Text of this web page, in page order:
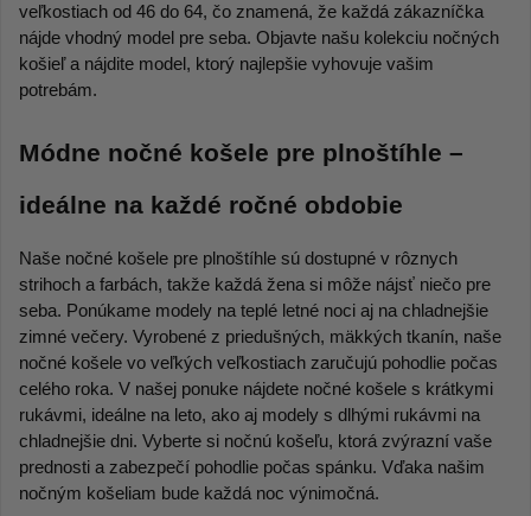
veľkostiach od 46 do 64, čo znamená, že každá zákazníčka
nájde vhodný model pre seba. Objavte našu kolekciu nočných
košieľ a nájdite model, ktorý najlepšie vyhovuje vašim
potrebám.
Módne nočné košele pre plnoštíhle –
ideálne na každé ročné obdobie
Naše nočné košele pre plnoštíhle sú dostupné v rôznych
strihoch a farbách, takže každá žena si môže nájsť niečo pre
seba. Ponúkame modely na teplé letné noci aj na chladnejšie
zimné večery. Vyrobené z priedušných, mäkkých tkanín, naše
nočné košele vo veľkých veľkostiach zaručujú pohodlie počas
celého roka. V našej ponuke nájdete nočné košele s krátkymi
rukávmi, ideálne na leto, ako aj modely s dlhými rukávmi na
chladnejšie dni. Vyberte si nočnú košeľu, ktorá zvýrazní vaše
prednosti a zabezpečí pohodlie počas spánku. Vďaka našim
nočným košeliam bude každá noc výnimočná.